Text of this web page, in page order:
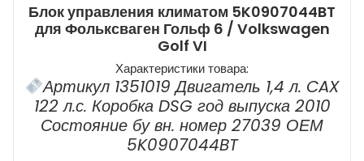
Блок управления климатом 5K0907044BT
для Фольксваген Гольф 6 / Volkswagen
Golf VI
Характеристики товара:
Артикул 1351019 Двигатель 1,4 л. CAX
122 л.с. Коробка DSG год выпуска 2010
Состояние бу вн. номер 27039 ОЕМ
5K0907044BT